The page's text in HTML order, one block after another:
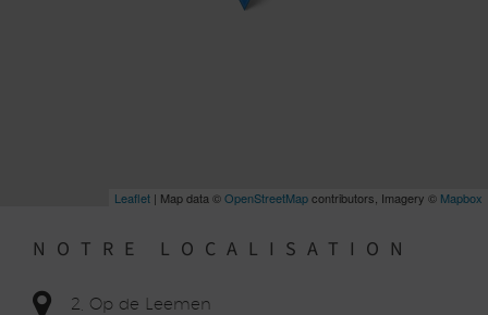
Leaflet | Map data ©OpenStreetMapcontributors, Imagery © Mapbox
NOTRE LOCALISATION
2, Op de Leemen